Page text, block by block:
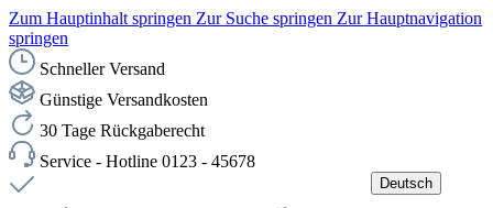
Zum Hauptinhalt springen Zur Suche springen Zur Hauptnavigation
springen
Schneller Versand
Günstige Versandkosten
30 Tage Rückgaberecht
Service - Hotline 0123 - 45678
Deutsch